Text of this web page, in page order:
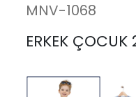
MNV-1068
ERKEK